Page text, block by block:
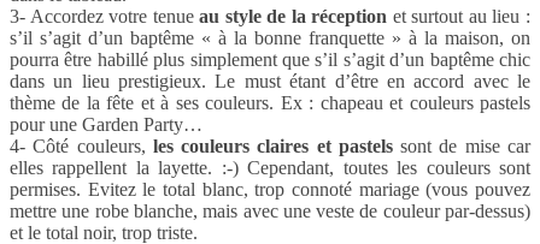
3- Accordez votre tenueau style de la réception et surtout au lieu :
s’il s’agit d’un baptême « à la bonne franquette » à la maison, on
pourra être habillé plus simplement que s’il s’agit d’un baptême chic
dans un lieu prestigieux. Le must étant d’être en accord avec le
thème de la fête et à ses couleurs. Ex : chapeau et couleurs pastels
pour une Garden Party…
4- Côté couleurs, les couleurs claires et pastelssont de mise car
elles rappellent la layette. :-) Cependant, toutes les couleurs sont
permises. Evitez le total blanc, trop connoté mariage (vous pouvez
mettre une robe blanche, mais avec une veste de couleur par-dessus)
et le total noir, trop triste.